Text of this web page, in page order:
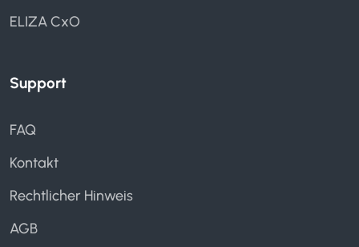
ELIZA CxO
Support
FAQ
Kontakt
Rechtlicher Hinweis
AGB